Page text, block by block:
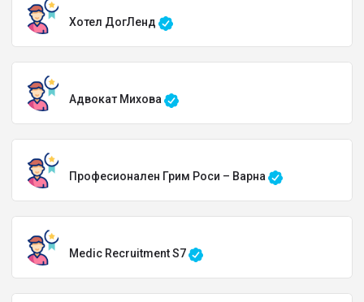
Хотел ДогЛенд
Адвокат Михова
Професионален Грим Роси – Варна
Medic Recruitment S7